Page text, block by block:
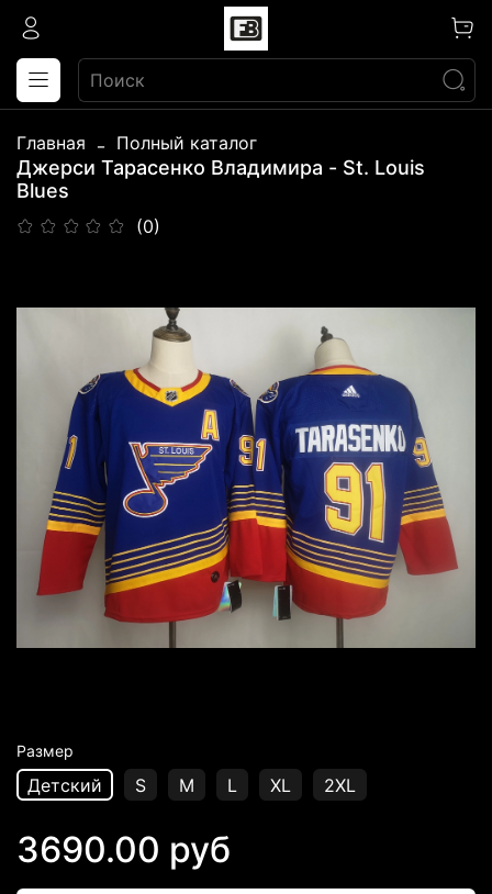
Главная Полный каталог
Джерси Тарасенко Владимира - St. Louis
Blues
(0)
Размер
Детский S M L XL 2XL
3690.00 руб